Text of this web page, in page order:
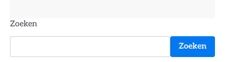
Zoeken
Zoeken